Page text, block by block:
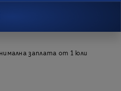
заплата от 1 юли